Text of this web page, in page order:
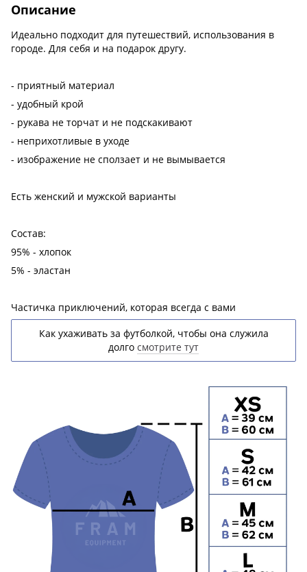
Описание
Идеально подходит для путешествий, использования в
городе. Для себя и на подарок другу.
- приятный материал
- удобный крой
- рукава не торчат и не подскакивают
- неприхотливые в уходе
- изображение не сползает и не вымывается
Есть женский и мужской варианты
Состав:
95% - хлопок
5% - эластан
Частичка приключений, которая всегда с вами
Как ухаживать за футболкой, чтобы она служила
долго смотрите тут